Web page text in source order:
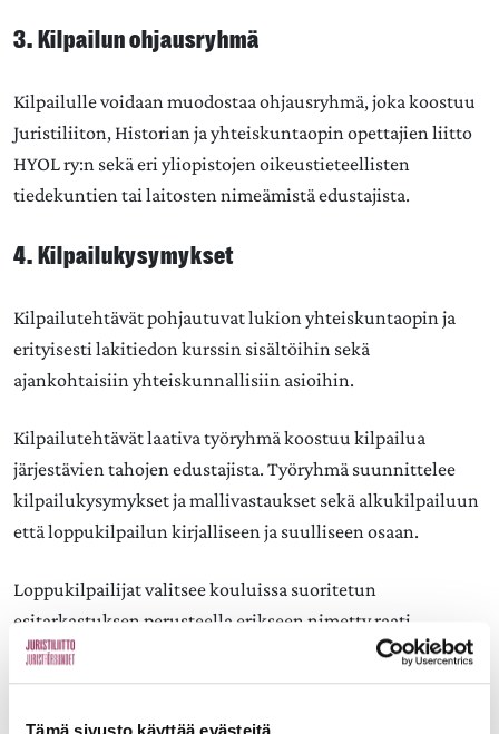
3. Kilpailun ohjausryhmä
Kilpailulle voidaan muodostaa ohjausryhmä, joka koostuu
Juristiliiton, Historian ja yhteiskuntaopin opettajien liitto
HYOL ry:n sekä eri yliopistojen oikeustieteellisten
tiedekuntien tai laitosten nimeämistä edustajista.
4. Kilpailukysymykset
Kilpailutehtävät pohjautuvat lukion yhteiskuntaopin ja
erityisesti lakitiedon kurssin sisältöihin sekä
ajankohtaisiin yhteiskunnallisiin asioihin.
Kilpailutehtävät laativa työryhmä koostuu kilpailua
järjestävien tahojen edustajista. Työryhmä suunnittelee
kilpailukysymykset ja mallivastaukset sekä alkukilpailuun
että loppukilpailun kirjalliseen ja suulliseen osaan.
Loppukilpailijat valitsee kouluissa suoritetun
esitarkastuksen perusteella erikseen nimetty raati.
Loppukilpailuun annetut vastaukset ja kilpailun suullisen
osuuden arvioi finaaliraati.